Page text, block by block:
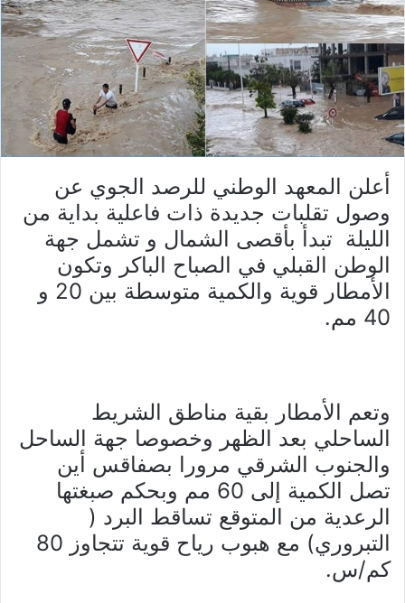
أعلن المعهد الوطني للرصد الجوي عن
وصول تقلبات جديدة ذات فاعلية بداية من
الليلة تبدأ بأقصى الشمال و تشمل جهة
الوطن القبلي في الصباح الباكر وتكون
الأمطار قوية والكمية متوسطة بين 20 و
40 مم.
وتعم الأمطار بقية مناطق الشريط
الساحلي بعد الظهر وخصوصا جهة الساحل
والجنوب الشرقي مرورا بصفاقس أين
تصل الكمية إلى 60 مم وبحكم صبغتها
الرعدية من المتوقع تساقط البرد (
التبروري) مع هبوب رياح قوية تتجاوز 80
كم/س.